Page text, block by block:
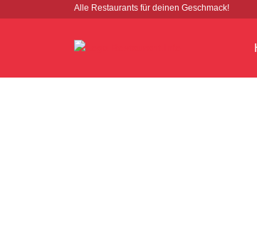
Alle Restaurants für deinen Geschmack!